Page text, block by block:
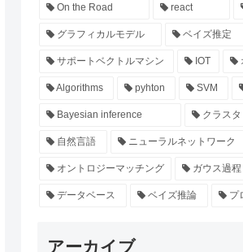
On the Road react
グラフィカルモデル ベイズ推定
サポートベクトルマシン IOT
Algorithms pyhton SVM
Bayesian inference クラスタ
自然言語 ニューラルネットワーク
オントロジーマッチング ガウス過程
データベース ベイズ推論 プ
アーカイブ